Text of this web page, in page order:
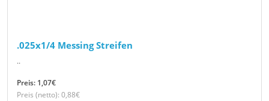
.025x1/4 Messing Streifen
..
Preis: 1,07€
Preis (netto): 0,88€